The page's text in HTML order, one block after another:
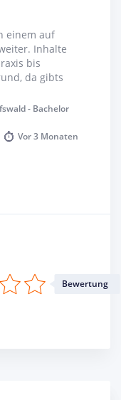
einem auf
Inhalte
bis
da gibts
- Bachelor
Vor3 Monaten
Bewertung